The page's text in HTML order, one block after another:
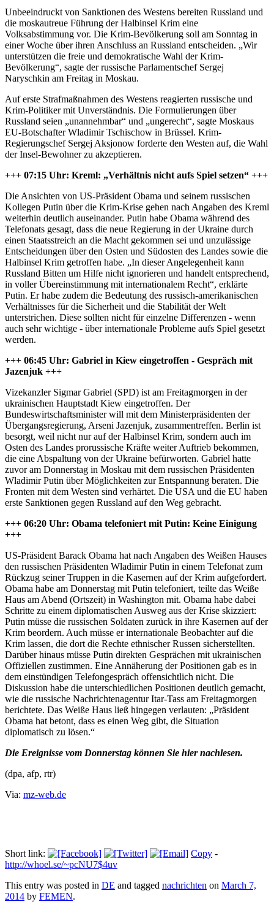
Unbeeindruckt von Sanktionen des Westens bereiten Russland und
die moskautreue Führung der Halbinsel Krim eine
Volksabstimmung vor. Die Krim-Bevölkerung soll am Sonntag in
einer Woche über ihren Anschluss an Russland entscheiden. „Wir
unterstützen die freie und demokratische Wahl der Krim-
Bevölkerung“, sagte der russische Parlamentschef Sergej
Naryschkin am Freitag in Moskau.
Auf erste Strafmaßnahmen des Westens reagierten russische und
Krim-Politiker mit Unverständnis. Die Formulierungen über
Russland seien „unannehmbar“ und „ungerecht“, sagte Moskaus
EU-Botschafter Wladimir Tschischow in Brüssel. Krim-
Regierungschef Sergej Aksjonow forderte den Westen auf, die Wahl
der Insel-Bewohner zu akzeptieren.
+++ 07:15 Uhr: Kreml: „Verhältnis nicht aufs Spiel setzen“ +++
Die Ansichten von US-Präsident Obama und seinem russischen
Kollegen Putin über die Krim-Krise gehen nach Angaben des Kreml
weiterhin deutlich auseinander. Putin habe Obama während des
Telefonats gesagt, dass die neue Regierung in der Ukraine durch
einen Staatsstreich an die Macht gekommen sei und unzulässige
Entscheidungen über den Osten und Südosten des Landes sowie die
Halbinsel Krim getroffen habe. „In dieser Angelegenheit kann
Russland Bitten um Hilfe nicht ignorieren und handelt entsprechend,
in voller Übereinstimmung mit internationalem Recht“, erklärte
Putin. Er habe zudem die Bedeutung des russisch-amerikanischen
Verhältnisses für die Sicherheit und die Stabilität der Welt
unterstrichen. Diese sollten nicht für einzelne Differenzen - wenn
auch sehr wichtige - über internationale Probleme aufs Spiel gesetzt
werden.
+++ 06:45 Uhr: Gabriel in Kiew eingetroffen - Gespräch mit
Jazenjuk +++
Vizekanzler Sigmar Gabriel (SPD) ist am Freitagmorgen in der
ukrainischen Hauptstadt Kiew eingetroffen. Der
Bundeswirtschaftsminister will mit dem Ministerpräsidenten der
Übergangsregierung, Arseni Jazenjuk, zusammentreffen. Berlin ist
besorgt, weil nicht nur auf der Halbinsel Krim, sondern auch im
Osten des Landes prorussische Kräfte weiter Auftrieb bekommen,
die eine Abspaltung von der Ukraine befürworten. Gabriel hatte
zuvor am Donnerstag in Moskau mit dem russischen Präsidenten
Wladimir Putin über Möglichkeiten zur Entspannung beraten. Die
Fronten mit dem Westen sind verhärtet. Die USA und die EU haben
erste Sanktionen gegen Russland auf den Weg gebracht.
+++ 06:20 Uhr: Obama telefoniert mit Putin: Keine Einigung
+++
US-Präsident Barack Obama hat nach Angaben des Weißen Hauses
den russischen Präsidenten Wladimir Putin in einem Telefonat zum
Rückzug seiner Truppen in die Kasernen auf der Krim aufgefordert.
Obama habe am Donnerstag mit Putin telefoniert, teilte das Weiße
Haus am Abend (Ortszeit) in Washington mit. Obama habe dabei
Schritte zu einem diplomatischen Ausweg aus der Krise skizziert:
Putin müsse die russischen Soldaten zurück in ihre Kasernen auf der
Krim beordern. Auch müsse er internationale Beobachter auf die
Krim lassen, die dort die Rechte ethnischer Russen sicherstellten.
Darüber hinaus müsse Putin direkten Gesprächen mit ukrainischen
Offiziellen zustimmen. Eine Annäherung der Positionen gab es in
dem einstündigen Telefongespräch offensichtlich nicht. Die
Diskussion habe die unterschiedlichen Positionen deutlich gemacht,
wie die russische Nachrichtenagentur Itar-Tass am Freitagmorgen
berichtete. Das Weiße Haus ließ hingegen verlauten: „Präsident
Obama hat betont, dass es einen Weg gibt, die Situation
diplomatisch zu lösen.“
Die Ereignisse vom Donnerstag können Sie hier nachlesen.
(dpa, afp, rtr)
Via: mz-web.de
Short link: Copy -
http://whoel.se/~pcNU7$4uv
This entry was posted in DE and tagged nachrichten on March 7,
2014 by FEMEN.